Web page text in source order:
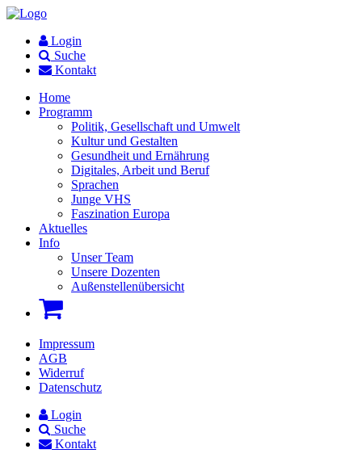
Login
Suche
Kontakt
Home
Programm
Politik, Gesellschaft und Umwelt
Kultur und Gestalten
Gesundheit und Ernährung
Digitales, Arbeit und Beruf
Sprachen
Junge VHS
Faszination Europa
Aktuelles
Info
Unser Team
Unsere Dozenten
Außenstellenübersicht
Impressum
AGB
Widerruf
Datenschutz
Login
Suche
Kontakt